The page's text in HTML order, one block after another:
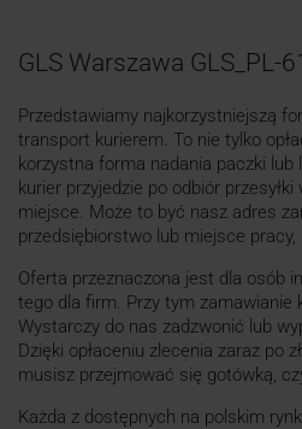
GLS Warszawa GLS_PL-
Przedstawiamy najkorzystniejszą
transport kurierem. To nie tylko
korzystna forma nadania paczki
kurier przyjedzie po odbiór
miejsce. Może to być nasz adres
przedsiębiorstwo lub miejsce
Oferta przeznaczona jest dla osób
tego dla firm. Przy tym zamawianie
Wystarczy do nas zadzwonić lub
Dzięki opłaceniu zlecenia zaraz po
musisz przejmować się gotówką,
Każda z dostępnych na polskim